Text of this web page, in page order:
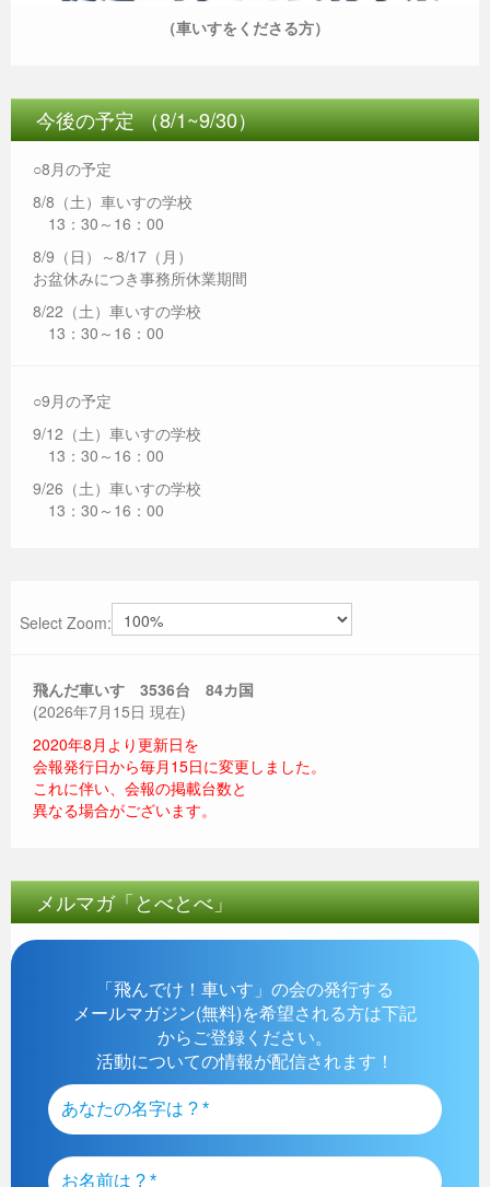
（車いすをくださる方）
今後の予定 （8/1~9/30）
○8月の予定
8/8（土）車いすの学校
13：30～16：00
8/9（日）～8/17（月）
お盆休みにつき事務所休業期間
8/22（土）車いすの学校
13：30～16：00
○9月の予定
9/12（土）車いすの学校
13：30～16：00
9/26（土）車いすの学校
13：30～16：00
Select Zoom:
飛んだ車いす 3536台 84カ国
(2026年7月15日 現在)
2020年8月より更新日を
会報発行日から毎月15日に変更しました。
これに伴い、会報の掲載台数と
異なる場合がございます。
メルマガ「とべとべ」
「飛んでけ！車いす」の会の発行する
メールマガジン(無料)を希望される方は下記
からご登録ください。
活動についての情報が配信されます！